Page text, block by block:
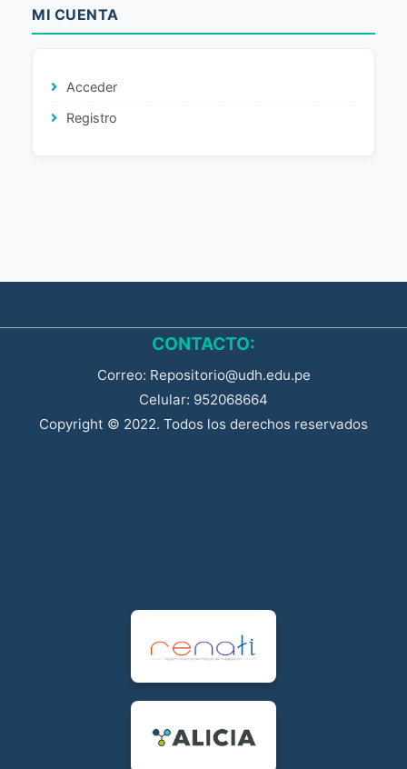
MI CUENTA
Acceder
Registro
CONTACTO:
Correo: Repositorio@udh.edu.pe
Celular: 952068664
Copyright © 2022. Todos los derechos reservados